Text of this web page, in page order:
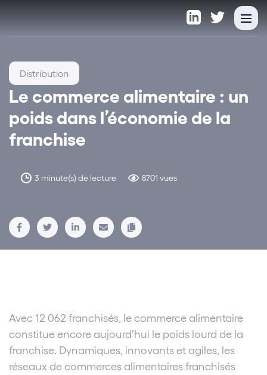
Le commerce alimentaire : un
poids dans l’économie de la
franchise
3 minute(s) de lecture 8701 vues
Distribution
Avec 12 062 franchisés, le commerce alimentaire
constitue encore aujourd’hui le poids lourd de la
franchise. Dynamiques, innovants et agiles, les
réseaux de commerces alimentaires franchisés